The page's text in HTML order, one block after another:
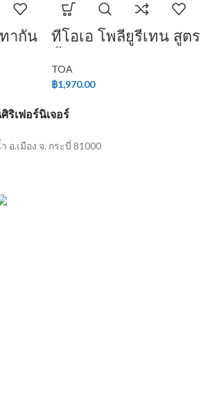
ากัน
ทีโอเอ โพลียูรีเทน สูตร
ภายใน
TOA
฿1,970.00
เฟอร์นิเจอร์
อ.เมือง จ. กระบี่ 81000